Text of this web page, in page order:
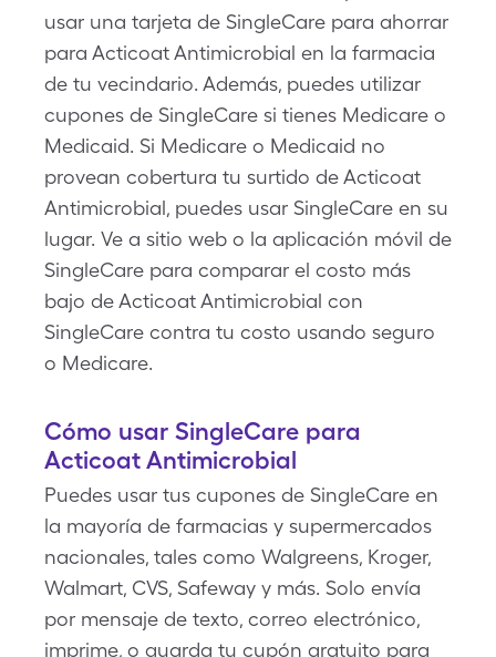
usar una tarjeta de SingleCare para ahorrar
para Acticoat Antimicrobial en la farmacia
de tu vecindario. Además, puedes utilizar
cupones de SingleCare si tienes Medicare o
Medicaid. Si Medicare o Medicaid no
provean cobertura tu surtido de Acticoat
Antimicrobial, puedes usar SingleCare en su
lugar. Ve a sitio web o la aplicación móvil de
SingleCare para comparar el costo más
bajo de Acticoat Antimicrobial con
SingleCare contra tu costo usando seguro
o Medicare.
Cómo usar SingleCare para
Acticoat Antimicrobial
Puedes usar tus cupones de SingleCare en
la mayoría de farmacias y supermercados
nacionales, tales como Walgreens, Kroger,
Walmart, CVS, Safeway y más. Solo envía
por mensaje de texto, correo electrónico,
imprime, o guarda tu cupón gratuito para